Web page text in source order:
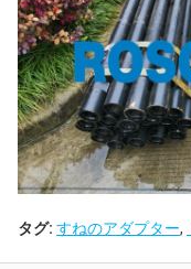
タグ: すねのアダプター,